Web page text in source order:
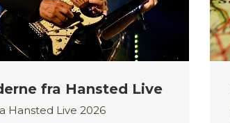
fra Hansted Live
Hansted Live 2026